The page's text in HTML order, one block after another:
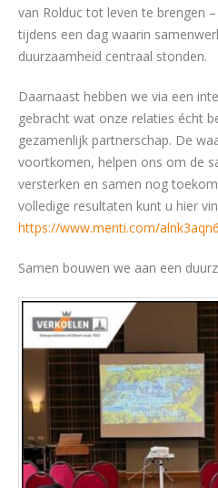
van Rolduc tot leven te brengen
tijdens een dag waarin
duurzaamheid centraal stonden.
Daarnaast hebben we via een
gebracht wat onze relaties écht
gezamenlijk partnerschap. De
voortkomen, helpen ons om de
versterken en samen nog
volledige resultaten kunt u hier
https://www.menti.com/
Samen bouwen we aan een